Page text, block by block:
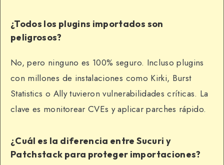
¿Todos los plugins importados son
peligrosos?
No, pero ninguno es 100% seguro. Incluso plugins
con millones de instalaciones como Kirki, Burst
Statistics o Ally tuvieron vulnerabilidades críticas. La
clave es monitorear CVEs y aplicar parches rápido.
¿Cuál es la diferencia entre Sucuri y
Patchstack para proteger importaciones?